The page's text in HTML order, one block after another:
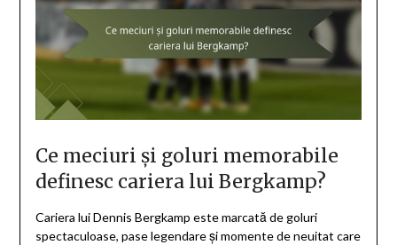
Ce meciuri și goluri memorabile
definesc cariera lui Bergkamp?
Cariera lui Dennis Bergkamp este marcată de goluri
spectaculoase, pase legendare și momente de neuitat care